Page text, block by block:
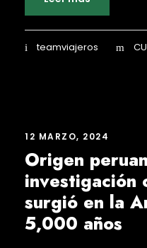
teamviajeros
12 MARZO, 2024
Origen
investigación
surgió en la
5,000 años